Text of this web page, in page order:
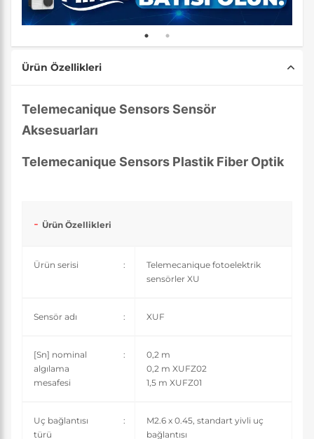
Ürün Özellikleri
Telemecanique Sensors Sensör
Aksesuarları
Telemecanique Sensors Plastik Fiber Optik
Ürün Özellikleri
Ürün serisi :
Telemecanique fotoelektrik
sensörler XU
Sensör adı : XUF
[Sn] nominal
algılama
mesafesi
:
0,2 m
0,2 m XUFZ02
1,5 m XUFZ01
Uç bağlantısı
türü
:
M2.6 x 0.45, standart yivli uç
bağlantısı